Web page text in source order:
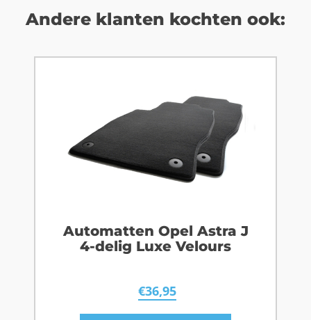
Andere klanten kochten ook:
Automatten Opel Astra J
4-delig Luxe Velours
€36,95